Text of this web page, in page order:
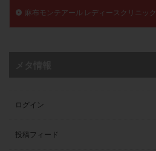
麻布モンテアール レディースクリニック
ログイン
投稿フィード